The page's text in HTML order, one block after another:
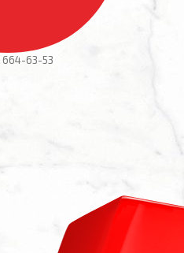
664-63-53